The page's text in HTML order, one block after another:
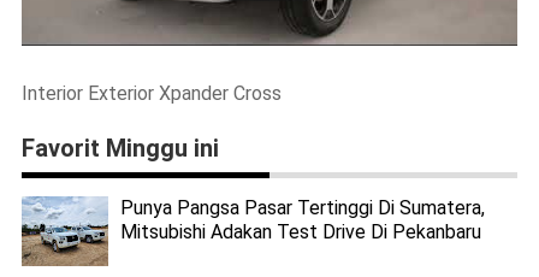
Interior Exterior Xpander Cross
Favorit Minggu ini
Punya Pangsa Pasar Tertinggi Di Sumatera,
Mitsubishi Adakan Test Drive Di Pekanbaru